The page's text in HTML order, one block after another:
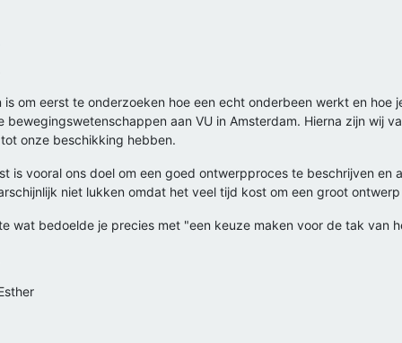
is om eerst te onderzoeken hoe een echt onderbeen werkt en
bewegingswetenschappen aan VU in Amsterdam. Hierna zijn wij
onze beschikking hebben.
is vooral ons doel om een goed ontwerpproces te beschrijven
niet lukken omdat het veel tijd kost om een groot
wat bedoelde je precies met "een keuze maken voor de tak van